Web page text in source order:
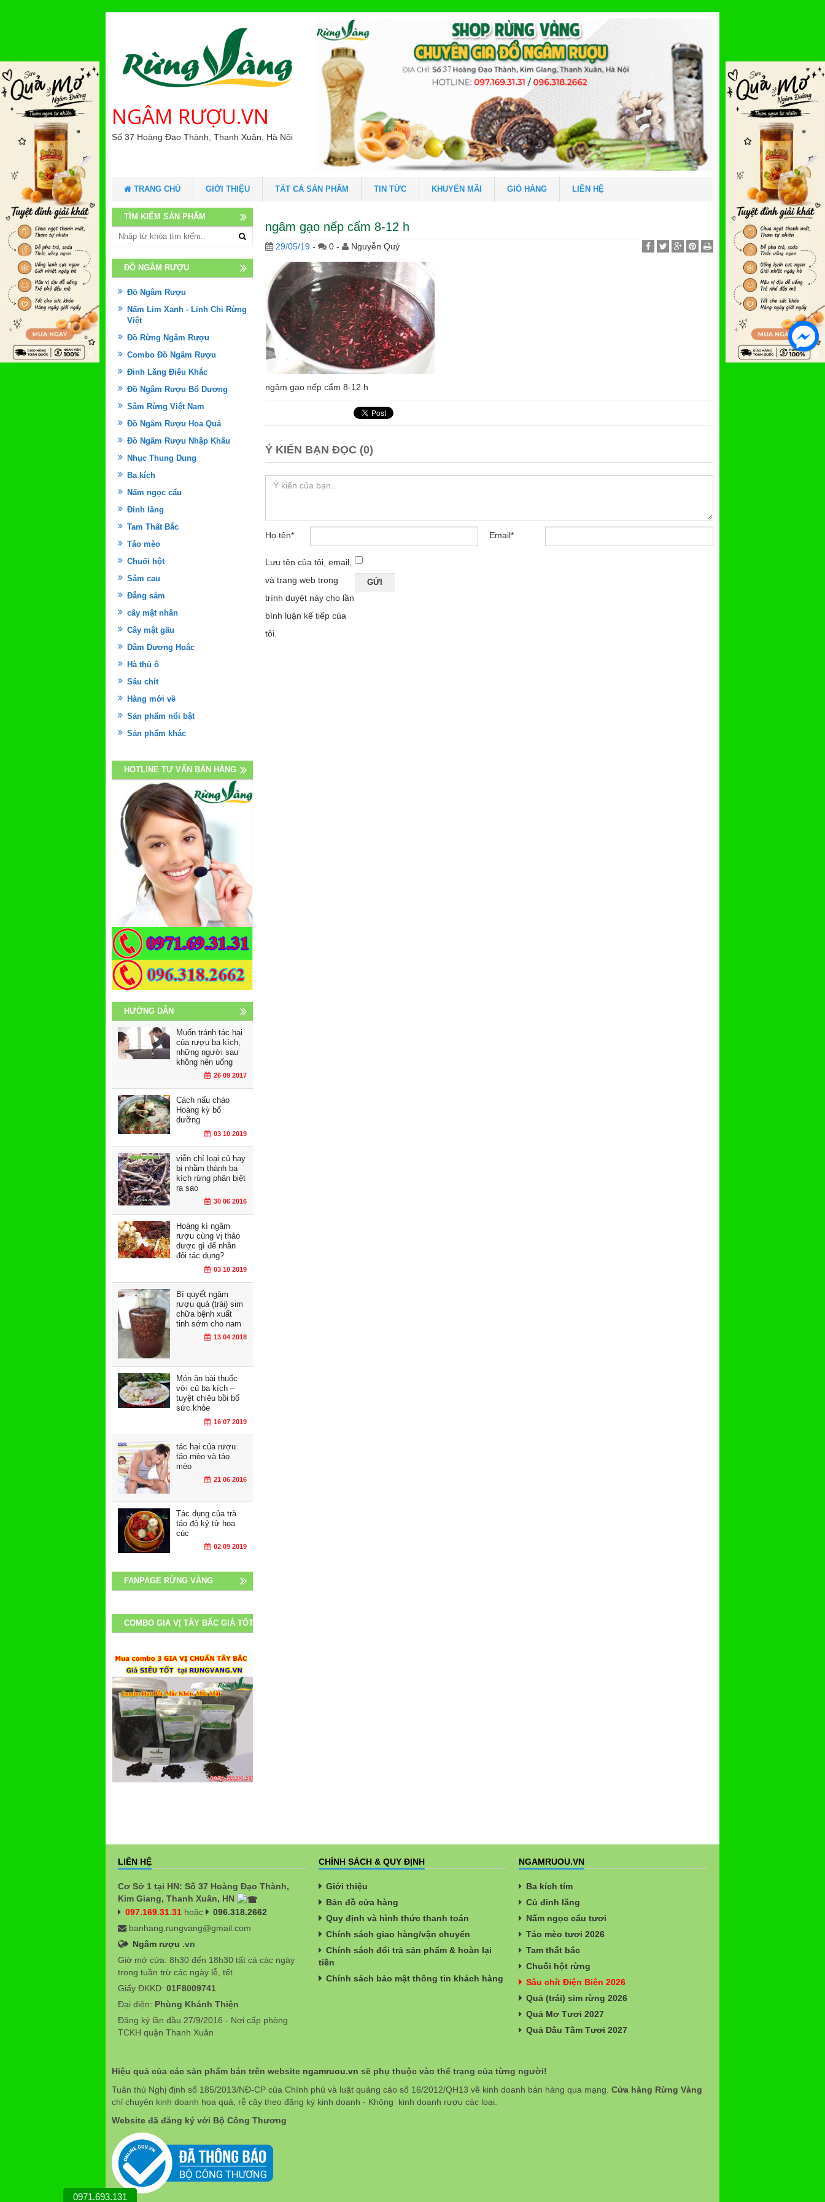
NGÂM RƯỢU.VN
Số 37 Hoàng Đạo Thành, Thanh Xuân, Hà Nội
TRANG CHỦ GIỚI THIỆU TẤT CẢ SẢN PHẨM TIN TỨC KHUYẾN MÃI GIỎ HÀNG LIÊN HỆ
ngâm gạo nếp cẩm 8-12 h
29/05/19 - 0 - Nguyễn Quý
ngâm gạo nếp cẩm 8-12 h
Ý KIẾN BẠN ĐỌC (0)
Họ tên* Email*
Lưu tên của tôi, email,
và trang web trong
trình duyệt này cho lần
bình luận kế tiếp của
tôi.
TÌM KIẾM SẢN PHẨM
ĐỒ NGÂM RƯỢU
Đồ Ngâm Rượu
Nấm Lim Xanh - Linh Chi Rừng
Việt
Đồ Rừng Ngâm Rượu
Combo Đồ Ngâm Rượu
Đinh Lăng Điêu Khắc
Đồ Ngâm Rượu Bổ Dương
Sâm Rừng Việt Nam
Đồ Ngâm Rượu Hoa Quả
Đồ Ngâm Rượu Nhập Khẩu
Nhục Thung Dung
Ba kích
Nấm ngọc cẩu
Đinh lăng
Tam Thất Bắc
Táo mèo
Chuối hột
Sâm cau
Đẳng sâm
cây mật nhân
Cây mật gấu
Dâm Dương Hoắc
Hà thủ ô
Sâu chít
Hàng mới về
Sản phẩm nổi bật
Sản phẩm khác
HOTLINE TƯ VẤN BÁN HÀNG
HƯỚNG DẪN
Muốn tránh tác hại
của rượu ba kích,
những người sau
không nên uống
26 09 2017
Cách nấu cháo
Hoàng kỳ bổ
dưỡng
03 10 2019
viễn chí loại củ hay
bị nhầm thành ba
kích rừng phân biệt
ra sao
30 06 2016
Hoàng kì ngâm
rượu cùng vị thảo
dược gì để nhân
đôi tác dụng?
03 10 2019
Bí quyết ngâm
rượu quả (trái) sim
chữa bệnh xuất
tinh sớm cho nam
13 04 2018
Món ăn bài thuốc
với củ ba kích –
tuyệt chiêu bồi bổ
sức khỏe
16 07 2019
tác hại của rượu
táo mèo và táo
mèo
21 06 2016
Tác dụng của trà
táo đỏ kỷ tử hoa
cúc
02 09 2019
FANPAGE RỪNG VÀNG
COMBO GIA VỊ TÂY BẮC GIÁ TỐT
LIÊN HỆ
Cơ Sở 1 tại HN: Số 37 Hoàng Đạo Thành,
Kim Giang, Thanh Xuân, HN
097.169.31.31 hoặc
096.318.2662
banhang.rungvang@gmail.com
Ngâm rượu .vn
Giờ mở cửa: 8h30 đến 18h30 tất cả các ngày
trong tuần trừ các ngày lễ, tết
Giấy ĐKKD: 01F8009741
Đại diện: Phùng Khánh Thiện
Đăng ký lần đầu 27/9/2016 - Nơi cấp phòng
TCKH quận Thanh Xuân
CHÍNH SÁCH & QUY ĐỊNH
Giới thiệu
Bản đồ cửa hàng
Quy định và hình thức thanh toán
Chính sách giao hàng/vận chuyển
Chính sách đổi trả sản phẩm & hoàn lại
tiền
Chính sách bảo mật thông tin khách hàng
NGAMRUOU.VN
Ba kích tím
Củ đinh lăng
Nấm ngọc cẩu tươi
Táo mèo tươi 2026
Tam thất bắc
Chuối hột rừng
Sâu chít Điện Biên 2026
Quả (trái) sim rừng 2026
Quả Mơ Tươi 2027
Quả Dâu Tằm Tươi 2027
Hiệu quả của các sản phẩm bán trên website ngamruou.vn sẽ phụ thuộc vào thể trạng của từng người!
Tuân thủ Nghị định số 185/2013/NĐ-CP của Chính phủ và luật quảng cáo số 16/2012/QH13 về kinh doanh bán hàng qua mạng. Cửa hàng Rừng Vàng
chỉ chuyên kinh doanh hoa quả, rễ cây theo đăng ký kinh doanh - Không kinh doanh rượu các loại.
Website đã đăng ký với Bộ Công Thương
0971.693.131